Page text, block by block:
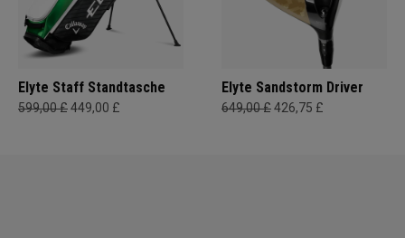
Elyte Staff Standtasche
599,00 £449,00 £
Elyte Sandstorm Driver
649,00 £426,75 £